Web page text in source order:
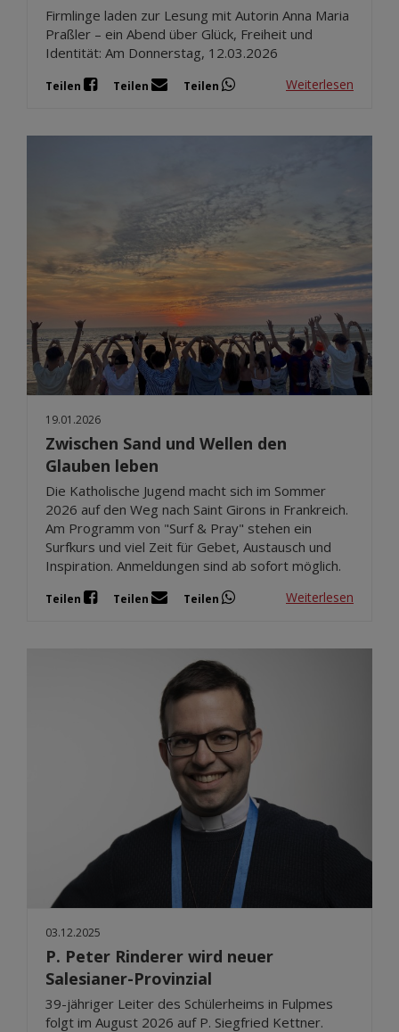
Firmlinge laden zur Lesung mit Autorin Anna Maria
Praßler – ein Abend über Glück, Freiheit und
Identität: Am Donnerstag, 12.03.2026
Teilen Teilen Teilen Weiterlesen
19.01.2026
Zwischen Sand und Wellen den
Glauben leben
Die Katholische Jugend macht sich im Sommer
2026 auf den Weg nach Saint Girons in Frankreich.
Am Programm von "Surf & Pray" stehen ein
Surfkurs und viel Zeit für Gebet, Austausch und
Inspiration. Anmeldungen sind ab sofort möglich.
Teilen Teilen Teilen Weiterlesen
03.12.2025
P. Peter Rinderer wird neuer
Salesianer-Provinzial
39-jähriger Leiter des Schülerheims in Fulpmes
folgt im August 2026 auf P. Siegfried Kettner.